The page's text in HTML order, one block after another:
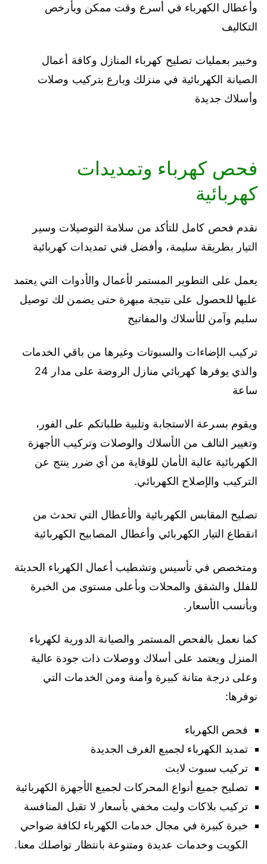
وأعطال الكهرباء في أسرع وقت ممكن وبأرخص
التكاليف
وخبير بعمليات تصليح كهرباء المنازل وكافة أعمال
الصيانة الكهربائية في منزلك وبارع بتركيب وصلات
وأسلاك جديدة
فحص كهرباء وتمديدات
كهربائية
نقدم فحص كامل للتأكد من سلامة التوصيلات وسير
التيار بطريقة سليمة، وأفضل فني تمديدات كهربائية
يعمل على التطوير المستمر لأعمال والأدوات التي يعتمد
عليها للحصول على نتيجة مبهرة حتى يضمن لك توصيل
سليم وآمن للأسلاك والمفاتيح
تركيب الإضاءات والسبوتات وغيرها من باقي الخدمات
والذي يوفرها كهربائي منازل الروضة على مدار 24
ساعة
ويقوم بسرعة الاستجابة وتلبية طلباتكم على الفور،
وتغيير التالف من الأسلاك والوصلات وتركيب الأجهزة
الكهربائية عالية الأمان للوقاية من أي ضرر ينتج عن
التركيب والإصلاح الكهربائي.
تصليح المقابس الكهربائية والأعطال التي تحدث من
انقطاع التيار الكهربائي وأعطال المصابيح الكهربائية
ومتخصص في تأسيس وتشطيب أعمال الكهرباء الحديثة
للفلل والشقق والمحلات وبأعلى مستوى من الخبرة
وبأنسب الأسعار.
كما نعمل بالفحص المستمر والصيانة الدورية لكهرباء
المنزل ويعتمد على أسلاك ووصلات ذات جودة عالية
وعلى درجة متانة كبيرة وأمنة ومن الخدمات التي
نوفرها:
فحص الكهرباء
تمديد الكهرباء لجميع الغرف الجديدة
تركيب سبوت لايت
تصليح جميع أنواع المحركات لجميع الأجهزة الكهربائية
تركيب بلاكات وليت مخفي بأسعار لا تقبل المنافسة
خبرة كبيرة في مجال خدمات الكهرباء لكافة ضواحي
الكويت وخدمات عديدة ومتنوعة بانتظار تواصلك معنا.